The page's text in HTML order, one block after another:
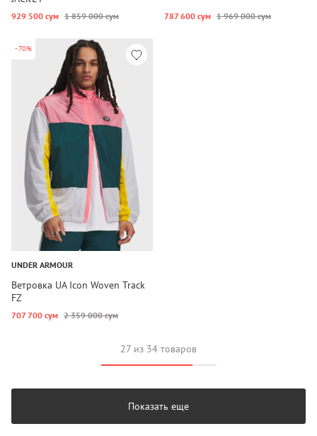
929 500 сум 1 859 000 сум 787 600 сум 1 969 000 сум
-70%
UNDER ARMOUR
Ветровка UA Icon Woven Track
FZ
707 700 сум 2 359 000 сум
27 из 34 товаров
Показать еще